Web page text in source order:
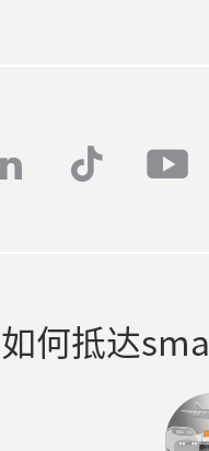
tiktok
如何抵达